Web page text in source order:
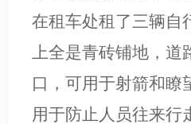
在租车处租了三辆自
上全是青砖铺地，
口，可用于射箭和瞭
用于防止人员往来行